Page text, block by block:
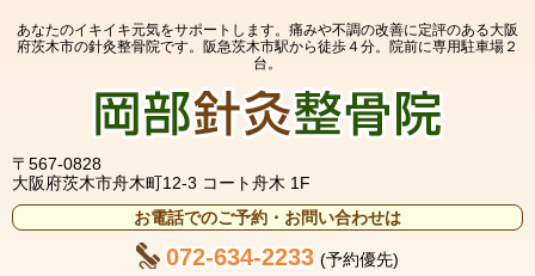
あなたのイキイキ元気をサポートします。痛みや不調の改善に定評のある大阪
府茨木市の針灸整骨院です。阪急茨木市駅から徒歩４分。院前に専用駐車場２
台。
〒567-0828
大阪府茨木市舟木町12-3 コート舟木 1F
お電話でのご予約・お問い合わせは
072-634-2233 (予約優先)